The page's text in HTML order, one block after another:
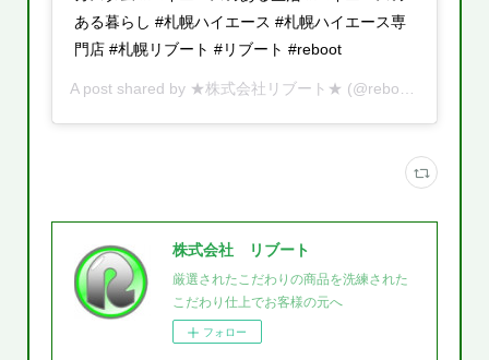
ある暮らし #札幌ハイエース #札幌ハイエース専
門店 #札幌リブート #リブート #reboot
A post shared by ★株式会社リブート★ (@reboot.cars) on
株式会社 リブート
厳選されたこだわりの商品を洗練された
こだわり仕上でお客様の元へ
フォロー